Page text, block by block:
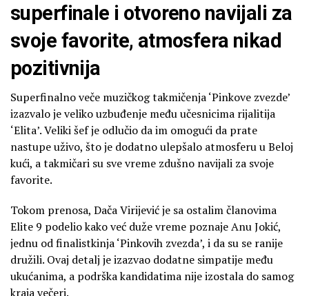
superfinale i otvoreno navijali za
svoje favorite, atmosfera nikad
pozitivnija
Superfinalno veče muzičkog takmičenja ‘Pinkove zvezde’
izazvalo je veliko uzbuđenje među učesnicima rijalitija
‘Elita’. Veliki šef je odlučio da im omogući da prate
nastupe uživo, što je dodatno ulepšalo atmosferu u Beloj
kući, a takmičari su sve vreme zdušno navijali za svoje
favorite.
Tokom prenosa, Dača Virijević je sa ostalim članovima
Elite 9 podelio kako već duže vreme poznaje Anu Jokić,
jednu od finalistkinja ‘Pinkovih zvezda’, i da su se ranije
družili. Ovaj detalj je izazvao dodatne simpatije među
ukućanima, a podrška kandidatima nije izostala do samog
kraja večeri.